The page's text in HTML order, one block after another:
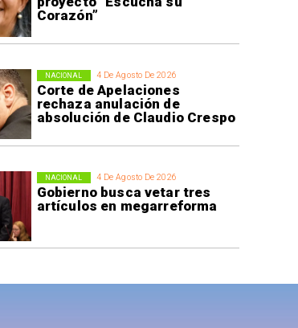
Corazón”
4 De Agosto De 2026
Corte de Apelaciones
rechaza anulación de
absolución de Claudio Crespo
NACIONAL
4 De Agosto De 2026
Gobierno busca vetar tres
artículos en megarreforma
NACIONAL